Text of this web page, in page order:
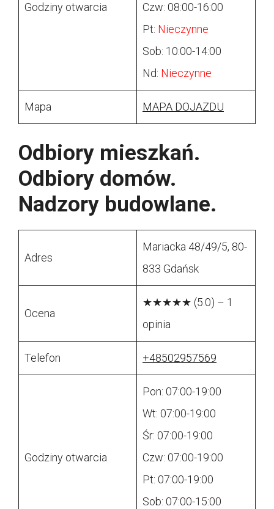
Godziny otwarcia
Czw: 08:00-16:00
Pt: Nieczynne
Sob: 10:00-14:00
Nd: Nieczynne
Mapa MAPA DOJAZDU
Odbiory mieszkań.
Odbiory domów.
Nadzory budowlane.
Adres
Mariacka 48/49/5, 80-
833 Gdańsk
Ocena
★★★★★ (5.0) – 1
opinia
Telefon +48502957569
Godziny otwarcia
Pon: 07:00-19:00
Wt: 07:00-19:00
Śr: 07:00-19:00
Czw: 07:00-19:00
Pt: 07:00-19:00
Sob: 07:00-15:00